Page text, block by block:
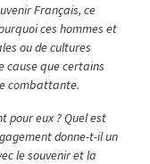
Français, ce
ces hommes et
ou de cultures
cause que certains
combattante.
pour eux ? Quel est
donne-t-il un
le souvenir et la